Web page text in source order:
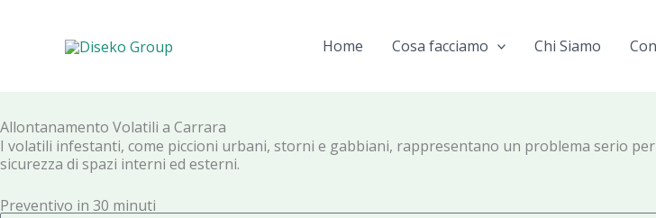
Home Cosa facciamo Chi Siamo
Allontanamento Volatili a Carrara
I volatili infestanti, come piccioni urbani, storni e gabbiani, rappresentano un problema serio
sicurezza di spazi interni ed esterni.
Preventivo in 30 minuti